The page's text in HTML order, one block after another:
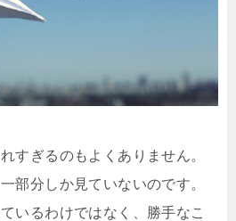
すぎるのもよくありません。
部分しか見ていないのです。
いるわけではなく、勝手なこ